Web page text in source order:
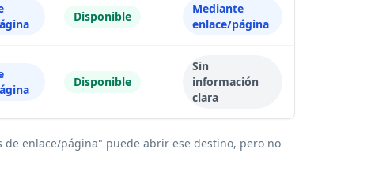
Disponible
Mediante
enlace/página
Disponible
Sin
información
clara
de enlace/página" puede abrir ese destino, pero no